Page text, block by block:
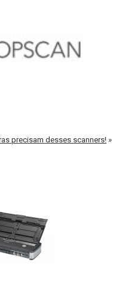
precisam desses scanners! »